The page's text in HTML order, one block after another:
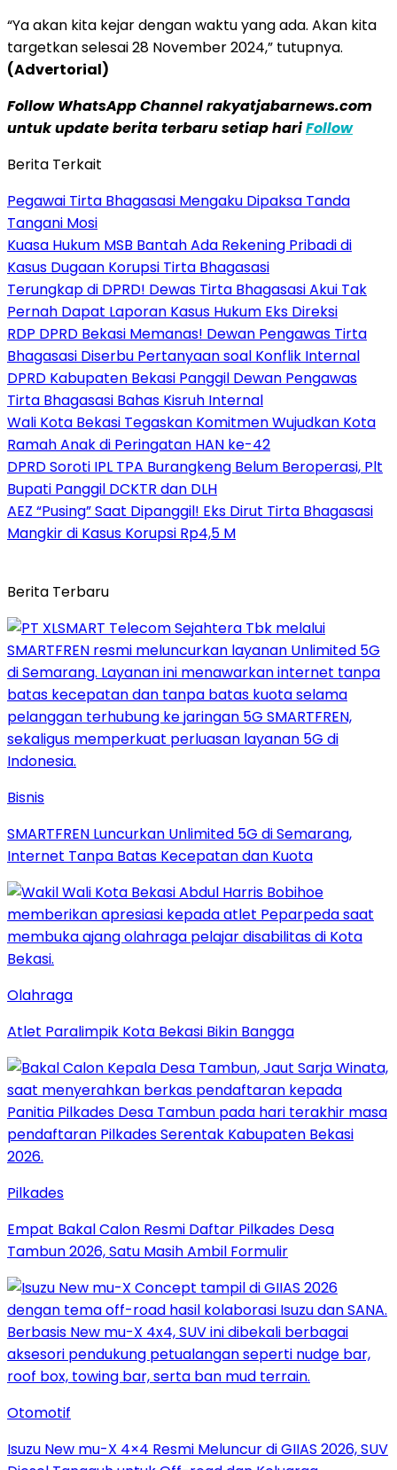
“Ya akan kita kejar dengan waktu yang ada. Akan kita
targetkan selesai 28 November 2024,” tutupnya.
(Advertorial)
Follow WhatsApp Channel rakyatjabarnews.com
untuk update berita terbaru setiap hariFollow
Berita Terkait
Pegawai Tirta Bhagasasi Mengaku Dipaksa Tanda
Tangani Mosi
Kuasa Hukum MSB Bantah Ada Rekening Pribadi di
Kasus Dugaan Korupsi Tirta Bhagasasi
Terungkap di DPRD! Dewas Tirta Bhagasasi Akui Tak
Pernah Dapat Laporan Kasus Hukum Eks Direksi
RDP DPRD Bekasi Memanas! Dewan Pengawas Tirta
Bhagasasi Diserbu Pertanyaan soal Konflik Internal
DPRD Kabupaten Bekasi Panggil Dewan Pengawas
Tirta Bhagasasi Bahas Kisruh Internal
Wali Kota Bekasi Tegaskan Komitmen Wujudkan Kota
Ramah Anak di Peringatan HAN ke-42
DPRD Soroti IPL TPA Burangkeng Belum Beroperasi, Plt
Bupati Panggil DCKTR dan DLH
AEZ “Pusing” Saat Dipanggil! Eks Dirut Tirta Bhagasasi
Mangkir di Kasus Korupsi Rp4,5 M
Berita Terbaru
Bisnis
SMARTFREN Luncurkan Unlimited 5G di Semarang,
Internet Tanpa Batas Kecepatan dan Kuota
Olahraga
Atlet Paralimpik Kota Bekasi Bikin Bangga
Pilkades
Empat Bakal Calon Resmi Daftar Pilkades Desa
Tambun 2026, Satu Masih Ambil Formulir
Otomotif
Isuzu New mu-X 4×4 Resmi Meluncur di GIIAS 2026, SUV